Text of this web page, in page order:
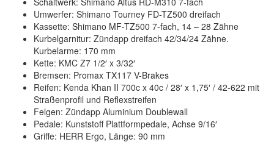
Umwerfer: Shimano Tourney FD-TZ500 dreifach
Kassette: Shimano MF-TZ500 7-fach, 14 – 28 Zähne
Kurbelgarnitur: Zündapp dreifach 42/34/24 Zähne.
Kurbelarme: 170 mm
Kette: KMC Z7 1/2′ x 3/32′
Bremsen: Promax TX117 V-Brakes
Reifen: Kenda Khan II 700c x 40c / 28′ x 1,75′ / 42-622 mit
Straßenprofil und Reflexstreifen
Felgen: Zündapp Aluminium Doublewall
Pedale: Kunststoff Plattformpedale, Achse 9/16′
Griffe: HERR Ergo, Länge: 90 mm